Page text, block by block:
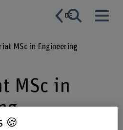
DE
MSc in Engineering
MSc in
🍪